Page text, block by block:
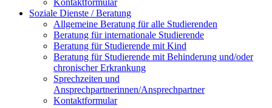
Kontaktformular
Soziale Dienste / Beratung
Allgemeine Beratung für alle Studierenden
Beratung für internationale Studierende
Beratung für Studierende mit Kind
Beratung für Studierende mit Behinderung und/oder
chronischer Erkrankung
Sprechzeiten und
Ansprechpartnerinnen/Ansprechpartner
Kontaktformular